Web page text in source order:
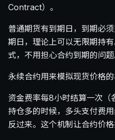
Contract）。
普通期货有到期日，到期必
期日，理论上可以无限期持
式，不用担心合约到期的问题
永续合约用来模拟现货价格的
资金费率每8小时结算一次（
持仓多的时候，多头支付费
反过来。这个机制让合约价格